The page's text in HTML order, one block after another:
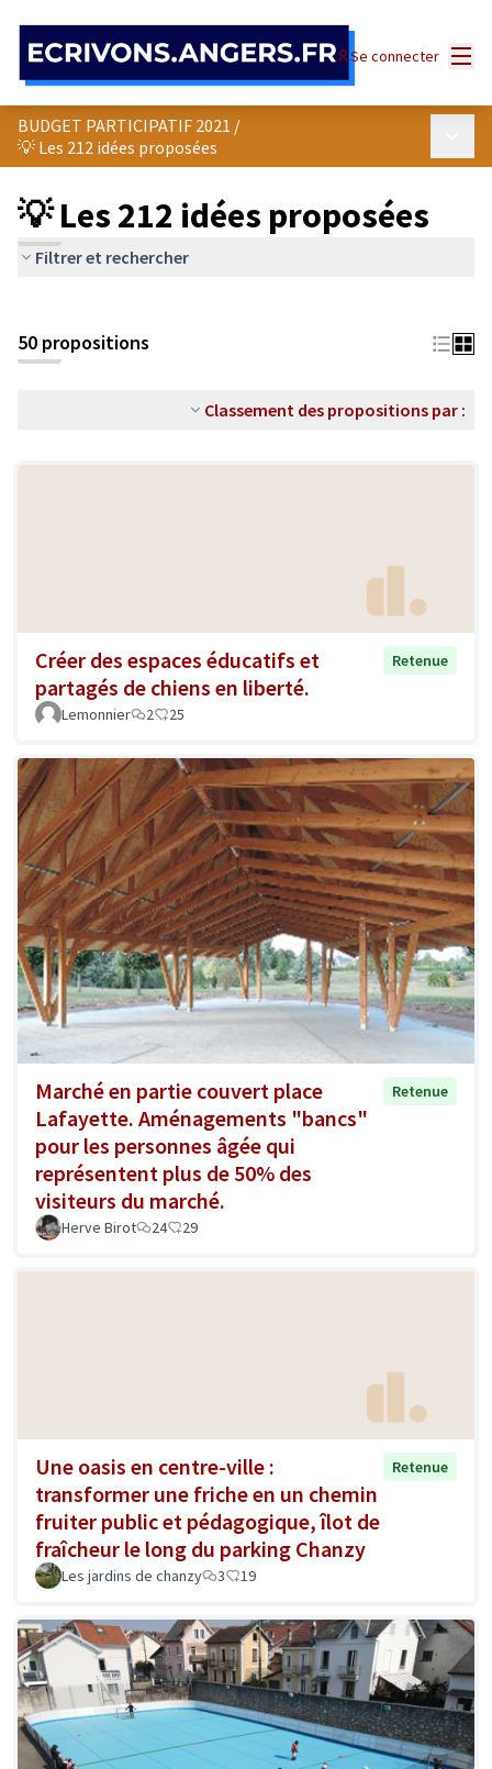
Se connecter
BUDGET PARTICIPATIF 2021 /
💡 Les 212 idées proposées
💡 Les 212 idées proposées
Filtrer et rechercher
50 propositions
Classement des propositions par :
Créer des espaces éducatifs et
partagés de chiens en liberté.
Retenue
Lemonnier 2 25
Marché en partie couvert place
Lafayette. Aménagements "bancs"
pour les personnes âgée qui
représentent plus de 50% des
visiteurs du marché.
Retenue
Herve Birot 24 29
Une oasis en centre-ville :
transformer une friche en un chemin
fruiter public et pédagogique, îlot de
fraîcheur le long du parking Chanzy
Retenue
Les jardins de chanzy 3 19